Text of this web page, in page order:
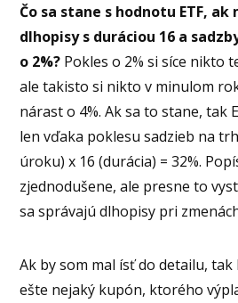
Čo sa stane s hodnotu ETF,
dlhopisy s duráciou 16 a
o 2%? Pokles o 2% si síce nikto
ale takisto si nikto v minulom
nárast o 4%. Ak sa to stane, tak
len vďaka poklesu sadzieb na
úroku) x 16 (durácia) = 32%.
zjednodušene, ale presne to
sa správajú dlhopisy pri
Ak by som mal ísť do detailu,
ešte nejaký kupón, ktorého